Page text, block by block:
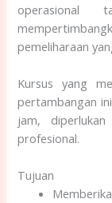
operasional
pemeliharaan
Kursus yang
pertambangan
jam,
profesional.
Tujuan